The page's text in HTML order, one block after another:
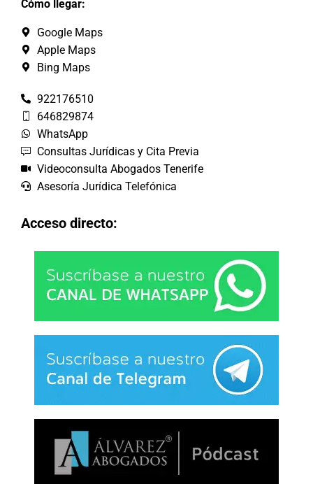
Cómo llegar:
Google Maps
Apple Maps
Bing Maps
922176510
646829874
WhatsApp
Consultas Jurídicas y Cita Previa
Videoconsulta Abogados Tenerife
Asesoría Jurídica Telefónica
Acceso directo: